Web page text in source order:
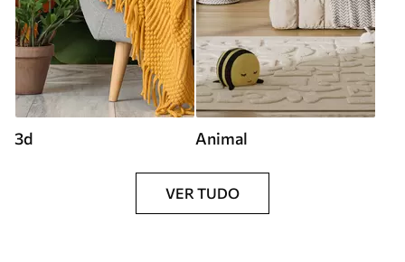
3d Animal
VER TUDO